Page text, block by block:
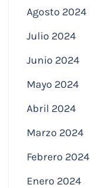
Agosto 2024
Julio 2024
Junio 2024
Mayo 2024
Abril 2024
Marzo 2024
Febrero 2024
Enero 2024